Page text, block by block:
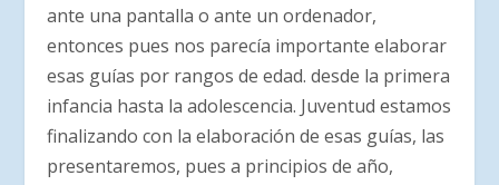
ante una pantalla o ante un ordenador,
entonces pues nos parecía importante elaborar
esas guías por rangos de edad. desde la primera
infancia hasta la adolescencia. Juventud estamos
finalizando con la elaboración de esas guías, las
presentaremos, pues a principios de año,